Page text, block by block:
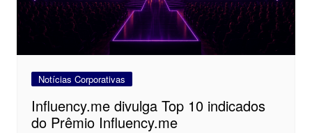
Notícias Corporativas
Influency.me divulga Top 10 indicados
do Prêmio Influency.me